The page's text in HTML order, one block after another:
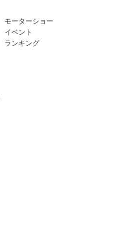
モーターショー
イベント
ランキング